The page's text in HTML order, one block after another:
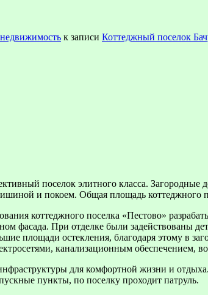
к записи Коттеджный поселок
поселок элитного класса.
и покоем. Общая площадь коттеджного
коттеджного поселка «Пестово»
фасада. При отделке были задействованы
площади остекления, благодаря этому в
канализационным обеспечением,
для комфортной жизни и
пункты, по поселку проходит патруль.